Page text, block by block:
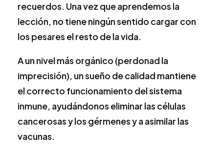
recuerdos. Una vez que aprendemos la
lección, no tiene ningún sentido cargar con
los pesares el resto de la vida.
A un nivel más orgánico (perdonad la
imprecisión), un sueño de calidad mantiene
el correcto funcionamiento del sistema
inmune, ayudándonos eliminar las células
cancerosas y los gérmenes y a asimilar las
vacunas.